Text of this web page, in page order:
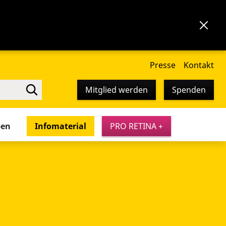
Presse Kontakt
Mitglied werden Spenden
Infomaterial PRO RETINA +